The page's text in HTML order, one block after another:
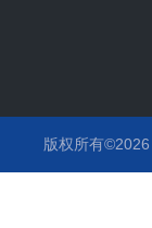
版权所有